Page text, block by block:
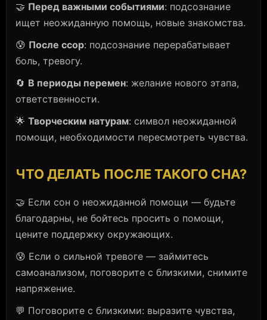
🤝 Перед важными событиями: подсознание
ищет неожиданную помощь, новые знакомства.
😰 После ссор: подсознание перерабатывает
боль, тревогу.
🔄 В периоды перемен: желание нового этапа,
ответственности.
🌟 Творческим натурам: символ неожиданной
помощи, необходимости пересмотреть чувства.
ЧТО ДЕЛАТЬ ПОСЛЕ ТАКОГО СНА?
🤝 Если сон о неожиданной помощи — будьте
благодарны, не бойтесь просить о помощи,
цените поддержку окружающих.
😰 Если о сильной тревоге — займитесь
самоанализом, поговорите с близкими, снимите
напряжение.
💬 Поговорите с близкими: выразите чувства,